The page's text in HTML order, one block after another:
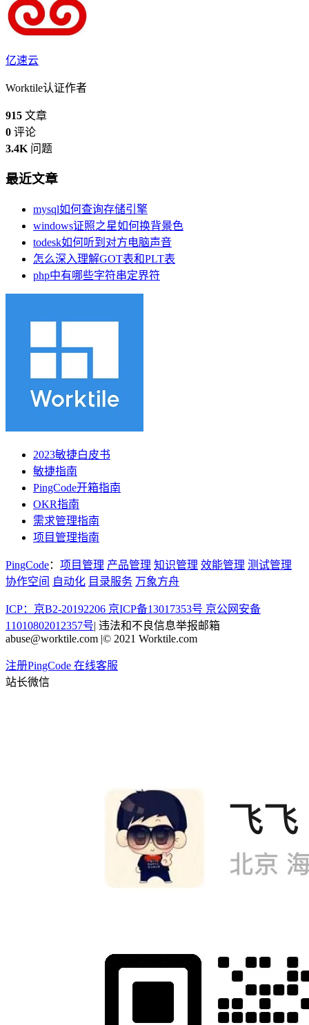
亿速云
Worktile认证作者
915 文章
0 评论
3.4K 问题
最近文章
mysql如何查询存储引擎
windows证照之星如何换背景色
todesk如何听到对方电脑声音
怎么深入理解GOT表和PLT表
php中有哪些字符串定界符
2023敏捷白皮书
敏捷指南
PingCode开箱指南
OKR指南
需求管理指南
项目管理指南
PingCode： 项目管理 产品管理 知识管理 效能管理 测试管理
协作空间 自动化 目录服务 万象方舟
ICP：京B2-20192206 京ICP备13017353号 京公网安备
11010802012357号| 违法和不良信息举报邮箱
abuse@worktile.com |© 2021 Worktile.com
注册PingCode 在线客服
站长微信